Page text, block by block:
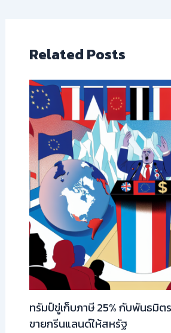
Related Posts
ทรัมป์ขู่เก็บภาษี 25% กับพันธมิต
ขายกรีนแลนด์ให้สหรัฐ